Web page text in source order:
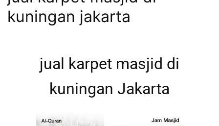
kuningan jakarta
jual karpet masjid di
kuningan Jakarta